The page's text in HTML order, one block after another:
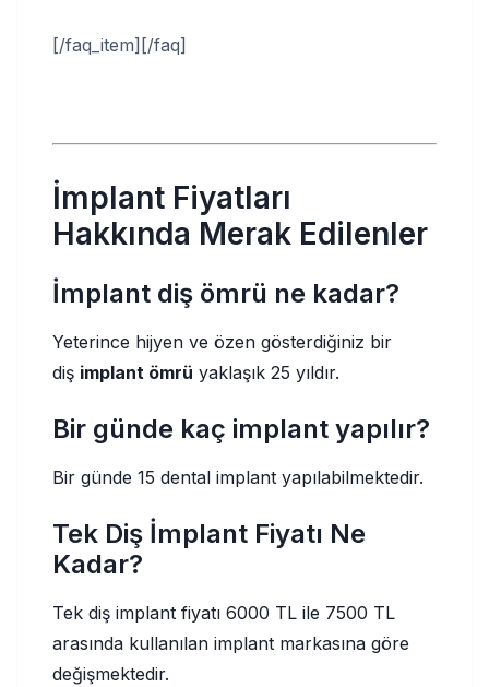
[/faq_item][/faq]
İmplant Fiyatları
Hakkında Merak Edilenler
İmplant diş ömrü ne kadar?
Yeterince hijyen ve özen gösterdiğiniz bir
diş implant ömrü yaklaşık 25 yıldır.
Bir günde kaç implant yapılır?
Bir günde 15 dental implant yapılabilmektedir.
Tek Diş İmplant Fiyatı Ne
Kadar?
Tek diş implant fiyatı 6000 TL ile 7500 TL
arasında kullanılan implant markasına göre
değişmektedir.